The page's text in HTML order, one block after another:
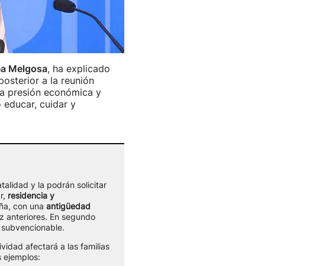
Melgosa, ha explicado
a la reunión
presión económica y
educar, cuidar y
y la podrán solicitar
residencia y
con una antigüedad
anteriores. En segundo
afectará a las familias
ejemplos: